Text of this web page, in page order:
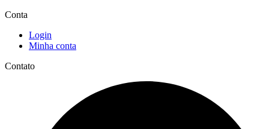
Conta
Login
Minha conta
Contato